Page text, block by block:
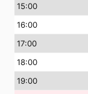
15:00
16:00
17:00
18:00
19:00